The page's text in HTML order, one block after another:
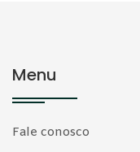
Menu
Fale conosco